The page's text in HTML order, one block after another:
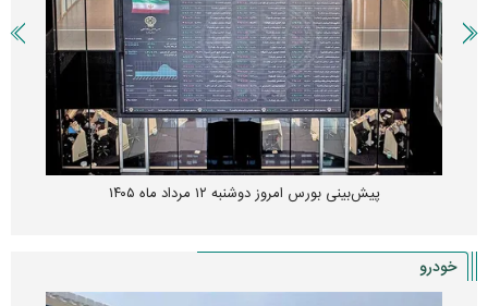
پیش‌بینی بورس امروز دوشنبه ۱۲ مرداد ماه ۱۴۰۵
خودرو